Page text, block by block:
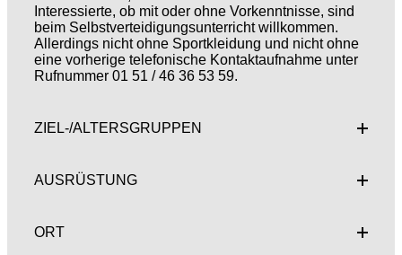
Interessierte, ob mit oder ohne Vorkenntnisse, sind
beim Selbstverteidigungsunterricht willkommen.
Allerdings nicht ohne Sportkleidung und nicht ohne
eine vorherige telefonische Kontaktaufnahme unter
Rufnummer 01 51 / 46 36 53 59.
ZIEL-/ALTERSGRUPPEN
AUSRÜSTUNG
ORT